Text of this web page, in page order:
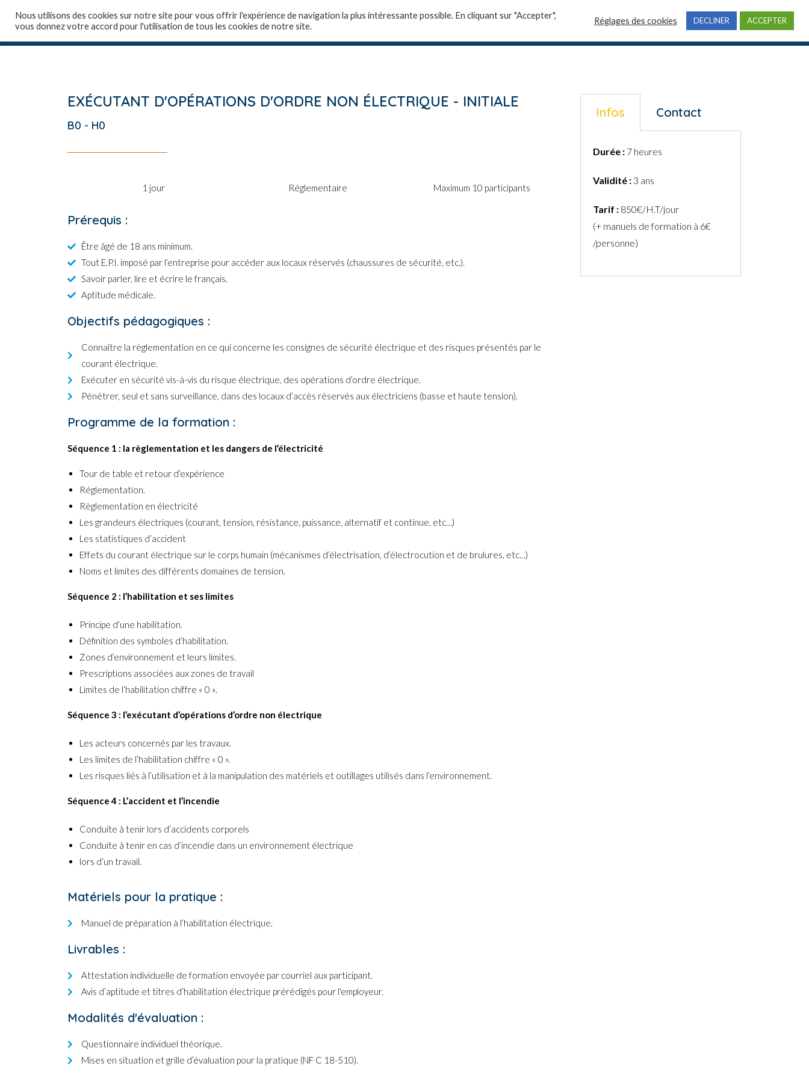
Accueil Qui sommes-nous ? Actualités Contact
EXÉCUTANT D'OPÉRATIONS D'ORDRE NON ÉLECTRIQUE - INITIALE
B0 - H0
1 jour Réglementaire Maximum 10 participants
Prérequis :
Être âgé de 18 ans minimum.
Tout E.P.I. imposé par l’entreprise pour accéder aux locaux réservés (chaussures de sécurité, etc.).
Savoir parler, lire et écrire le français.
Aptitude médicale.
Objectifs pédagogiques :
Connaître la règlementation en ce qui concerne les consignes de sécurité électrique et des risques présentés par le
courant électrique.
Exécuter en sécurité vis-à-vis du risque électrique, des opérations d’ordre électrique.
Pénétrer, seul et sans surveillance, dans des locaux d’accès réservés aux électriciens (basse et haute tension).
Programme de la formation :
Séquence 1 : la règlementation et les dangers de l’électricité
Tour de table et retour d’expérience
Réglementation.
Règlementation en électricité
Les grandeurs électriques (courant, tension, résistance, puissance, alternatif et continue, etc…)
Les statistiques d’accident
Effets du courant électrique sur le corps humain (mécanismes d’électrisation, d’électrocution et de brulures, etc…)
Noms et limites des différents domaines de tension.
Séquence 2 : l’habilitation et ses limites
Principe d’une habilitation.
Définition des symboles d’habilitation.
Zones d’environnement et leurs limites.
Prescriptions associées aux zones de travail
Limites de l’habilitation chiffre « 0 ».
Séquence 3 : l’exécutant d’opérations d’ordre non électrique
Les acteurs concernés par les travaux.
Les limites de l’habilitation chiffre « 0 ».
Les risques liés à l’utilisation et à la manipulation des matériels et outillages utilisés dans l’environnement.
Séquence 4 : L’accident et l’incendie
Conduite à tenir lors d’accidents corporels
Conduite à tenir en cas d’incendie dans un environnement électrique
lors d’un travail.
Matériels pour la pratique :
Manuel de préparation à l’habilitation électrique.
Livrables :
Attestation individuelle de formation envoyée par courriel aux participant.
Avis d’aptitude et titres d’habilitation électrique prérédigés pour l'employeur.
Modalités d'évaluation :
Questionnaire individuel théorique.
Mises en situation et grille d’évaluation pour la pratique (NF C 18-510).
Infos Contact
Durée : 7 heures
Validité : 3 ans
Tarif : 850€/H.T/jour
(+ manuels de formation à 6€
/personne)
Nous utilisons des cookies sur notre site pour vous offrir l'expérience de navigation la plus intéressante possible. En cliquant sur "Accepter",
vous donnez votre accord pour l'utilisation de tous les cookies de notre site.
Réglages des cookies DECLINER ACCEPTER